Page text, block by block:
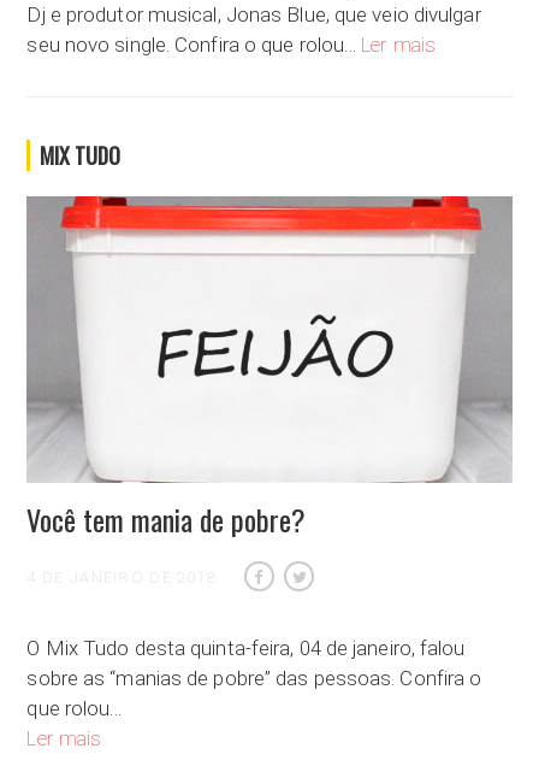
Dj e produtor musical, Jonas Blue, que veio divulgar
seu novo single. Confira o que rolou… Ler mais
MIX TUDO
Você tem mania de pobre?
4 DE JANEIRO DE 2018
O Mix Tudo desta quinta-feira, 04 de janeiro, falou
sobre as “manias de pobre” das pessoas. Confira o
que rolou…
Ler mais